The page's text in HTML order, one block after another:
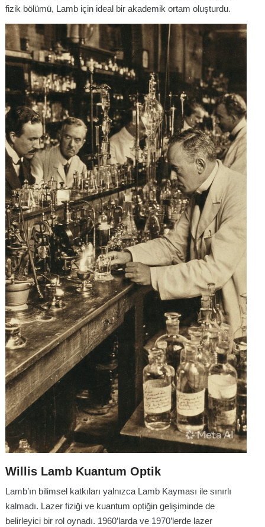
fizik bölümü, Lamb için ideal bir akademik ortam oluşturdu.
Willis Lamb Kuantum Optik
Lamb’ın bilimsel katkıları yalnızca Lamb Kayması ile sınırlı
kalmadı. Lazer fiziği ve kuantum optiğin gelişiminde de
belirleyici bir rol oynadı. 1960’larda ve 1970’lerde lazer